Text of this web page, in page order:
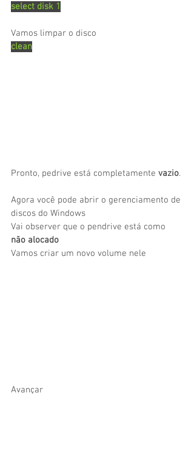
select disk 1
Vamos limpar o disco
clean
Pronto, pedrive está completamente vazio.
Agora você pode abrir o gerenciamento de
discos do Windows
Vai observer que o pendrive está como
não alocado
Vamos criar um novo volume nele
Avançar